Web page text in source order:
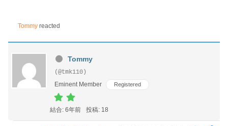
Tommy reacted
Tommy
(@tmk110)
Eminent Member
Registered
結合: 6年前 投稿: 18